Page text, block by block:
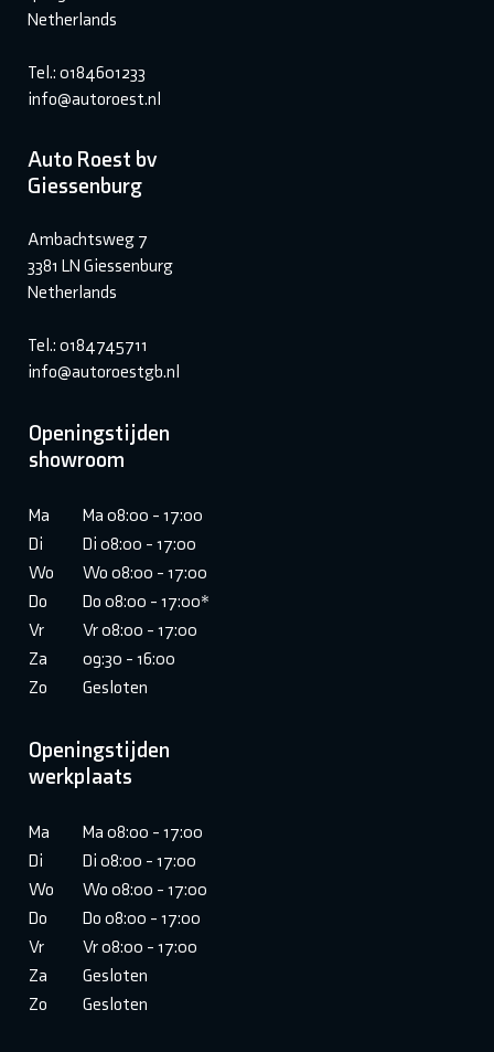
Netherlands
Tel.: 0184601233
info@autoroest.nl
Auto Roest bv
Giessenburg
Ambachtsweg 7
3381 LN Giessenburg
Netherlands
Tel.: 0184745711
info@autoroestgb.nl
Openingstijden
showroom
Ma
Ma 08:00 - 17:00
Di
Di 08:00 - 17:00
Wo
Wo 08:00 - 17:00
Do
Do 08:00 - 17:00*
Vr
Vr 08:00 - 17:00
Za
09:30 - 16:00
Zo
Gesloten
Openingstijden
werkplaats
Ma
Ma 08:00 - 17:00
Di
Di 08:00 - 17:00
Wo
Wo 08:00 - 17:00
Do
Do 08:00 - 17:00
Vr
Vr 08:00 - 17:00
Za
Gesloten
Zo
Gesloten